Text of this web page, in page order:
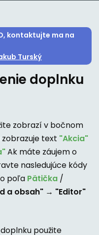
kontaktujte ma na
Turský
doplnku
zobrazí v bočnom
zobrazuje text "Akcia"
Ak máte záujem o
nasledujúce kódy
poľa Pätička /
a obsah" → "Editor"
použite